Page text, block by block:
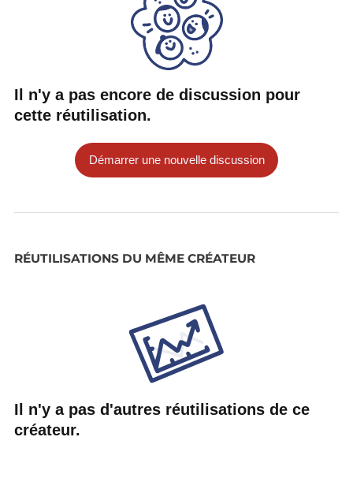
Il n'y a pas encore de discussion pour
cette réutilisation.
Démarrer une nouvelle discussion
RÉUTILISATIONS DU MÊME CRÉATEUR
Il n'y a pas d'autres réutilisations de ce
créateur.